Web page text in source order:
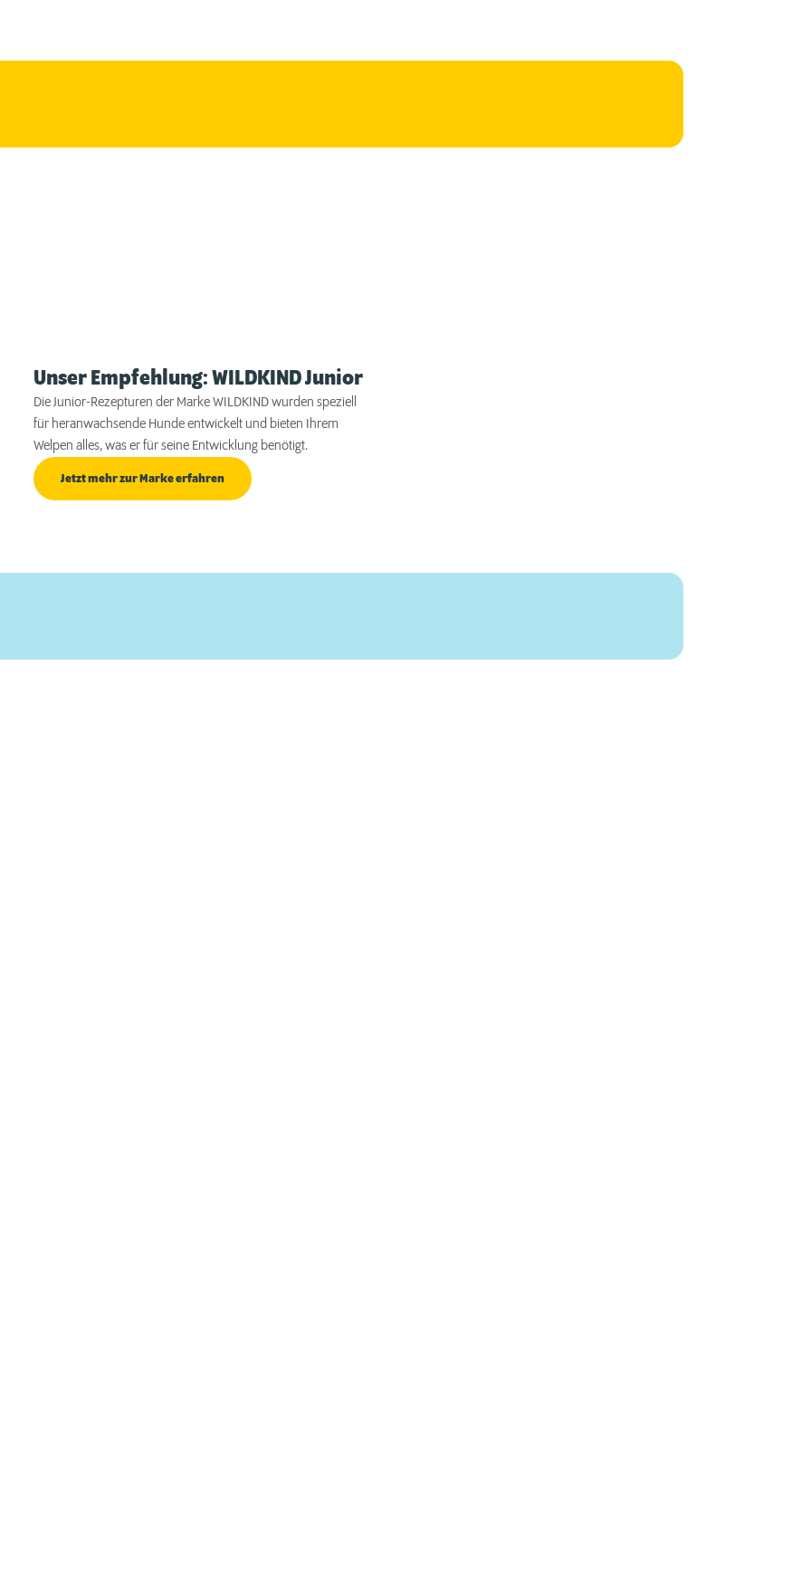
Unser Empfehlung: WILDKIND Junior
Die Junior-Rezepturen der Marke WILDKIND wurden speziell
für heranwachsende Hunde entwickelt und bieten Ihrem
Welpen alles, was er für seine Entwicklung benötigt.
Jetzt mehr zur Marke erfahren